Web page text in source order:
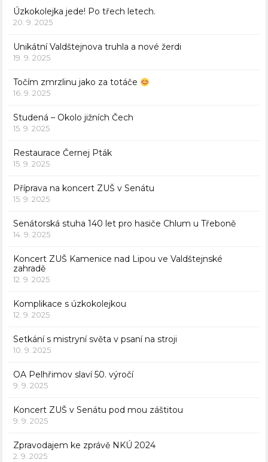
Úzkokolejka jede! Po třech letech.
20. 9. 2025
Unikátní Valdštejnova truhla a nové žerdi
19. 9. 2025
Točím zmrzlinu jako za totáče
16. 9. 2025
Studená – Okolo jižních Čech
15. 9. 2025
Restaurace Černej Pták
15. 9. 2025
Příprava na koncert ZUŠ v Senátu
15. 9. 2025
Senátorská stuha 140 let pro hasiče Chlum u Třeboně
14. 9. 2025
Koncert ZUŠ Kamenice nad Lipou ve Valdštejnské
zahradě
12. 9. 2025
Komplikace s úzkokolejkou
12. 9. 2025
Setkání s mistryní světa v psaní na stroji
10. 9. 2025
OA Pelhřimov slaví 50. výročí
9. 9. 2025
Koncert ZUŠ v Senátu pod mou záštitou
9. 9. 2025
Zpravodajem ke zprávě NKÚ 2024
2. 9. 2025